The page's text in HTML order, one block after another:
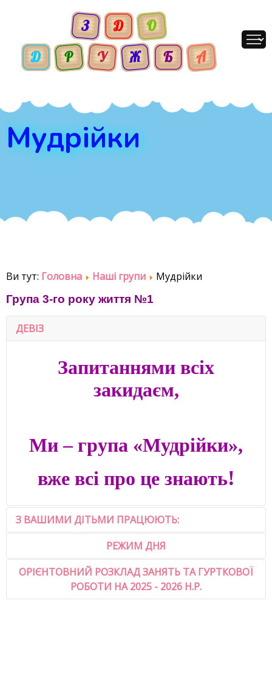
Мудрійки
Ви тут: Головна Наші групи Мудрійки
Група 3-го року життя №1
ДЕВІЗ
Запитаннями всіх
закидаєм,
Ми – група «Мудрійки»,
вже всі про це знають!
З ВАШИМИ ДІТЬМИ ПРАЦЮЮТЬ:
РЕЖИМ ДНЯ
ОРІЄНТОВНИЙ РОЗКЛАД ЗАНЯТЬ ТА ГУРТКОВОЇ
РОБОТИ НА 2025 - 2026 Н.Р.